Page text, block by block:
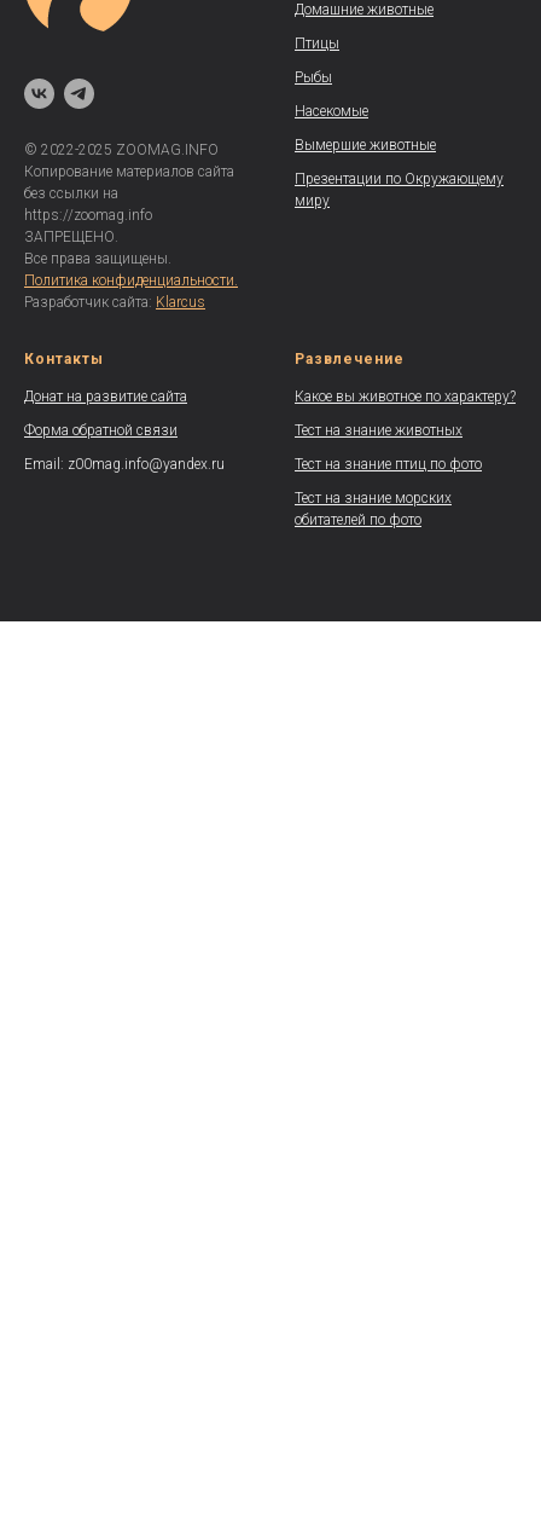
© 2022-2025 ZOOMAG.INFO
Копирование материалов сайта
без ссылки на
https://zoomag.info
ЗАПРЕЩЕНО.
Все права защищены.
Политика конфиденциальности.
Разработчик сайта: Klarcus
Домашние животные
Птицы
Рыбы
Насекомые
Вымершие животные
Презентации по Окружающему
миру
Контакты
Донат на развитие сайта
Форма обратной связи
Email: z00mag.info@yandex.ru
Развлечение
Какое вы животное по характеру?
Тест на знание животных
Тест на знание птиц по фото
Тест на знание морских
обитателей по фото